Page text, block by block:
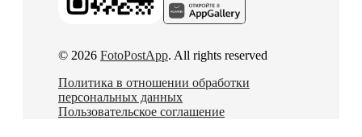
© 2026 FotoPostApp. All rights reserved
Политика в отношении обработки
персональных данных
Пользовательское соглашение